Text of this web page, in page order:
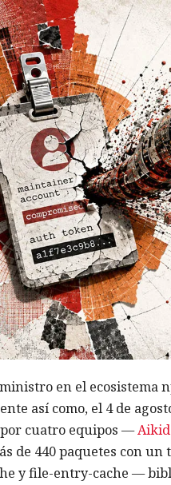
en el
así como, el 4 de
cuatro equipos —
de 440 paquetes con
y file-entry-cache —